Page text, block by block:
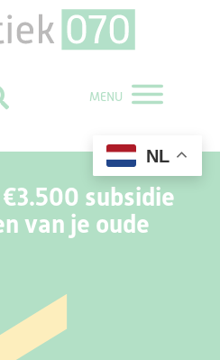
MENU
subsidie
van je oude
NL